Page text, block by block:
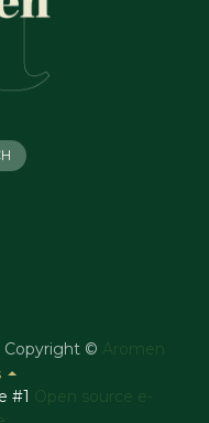
Copyright © Aromen
#1 Open source e-